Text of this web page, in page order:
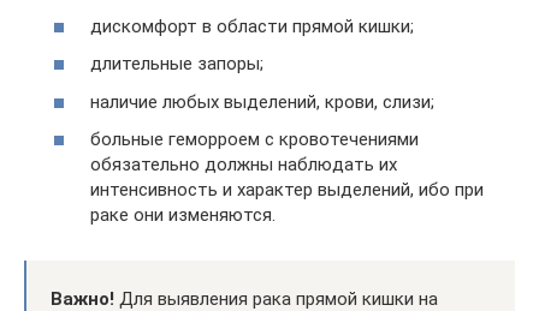
дискомфорт в области прямой кишки;
длительные запоры;
наличие любых выделений, крови, слизи;
больные геморроем с кровотечениями
обязательно должны наблюдать их
интенсивность и характер выделений, ибо при
раке они изменяются.
Важно! Для выявления рака прямой кишки на